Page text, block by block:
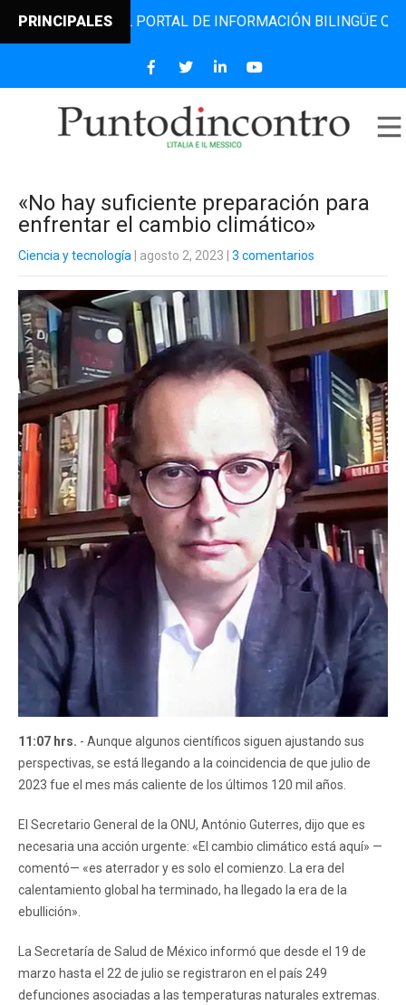
PRINCIPALES
EL PORTAL DE INFORMACIÓN BILINGÜE QUE
«No hay suficiente preparación para
enfrentar el cambio climático»
Ciencia y tecnología | agosto 2, 2023 3 comentarios
11:07 hrs. - Aunque algunos científicos siguen ajustando sus
perspectivas, se está llegando a la coincidencia de que julio de
2023 fue el mes más caliente de los últimos 120 mil años.
El Secretario General de la ONU, António Guterres, dijo que es
necesaria una acción urgente: «El cambio climático está aquí» —
comentó— «es aterrador y es solo el comienzo. La era del
calentamiento global ha terminado, ha llegado la era de la
ebullición».
La Secretaría de Salud de México informó que desde el 19 de
marzo hasta el 22 de julio se registraron en el país 249
defunciones asociadas a las temperaturas naturales extremas.